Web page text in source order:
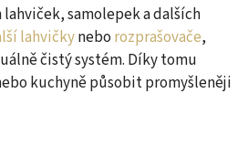
samolepek a dalších
lahvičkynebo rozprašovače,
čistý systém. Díky tomu
kuchyně působit promyšleněji